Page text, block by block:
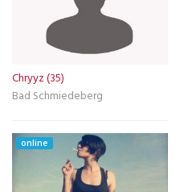
Chryyz (35)
Bad Schmiedeberg
online